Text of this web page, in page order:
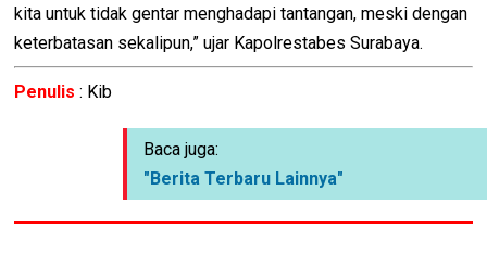
kita untuk tidak gentar menghadapi tantangan, meski dengan
keterbatasan sekalipun,” ujar Kapolrestabes Surabaya.
Penulis : Kib
Baca juga:
"Berita Terbaru Lainnya"